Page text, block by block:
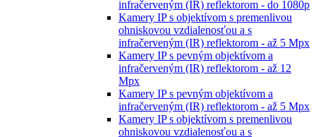
infračerveným (IR) reflektorom - do 1080p
Kamery IP s objektívom s premenlivou
ohniskovou vzdialenosťou a s
infračerveným (IR) reflektorom - až 5 Mpx
Kamery IP s pevným objektívom a
infračerveným (IR) reflektorom - až 12
Mpx
Kamery IP s pevným objektívom a
infračerveným (IR) reflektorom - až 5 Mpx
Kamery IP s objektívom s premenlivou
ohniskovou vzdialenosťou a s